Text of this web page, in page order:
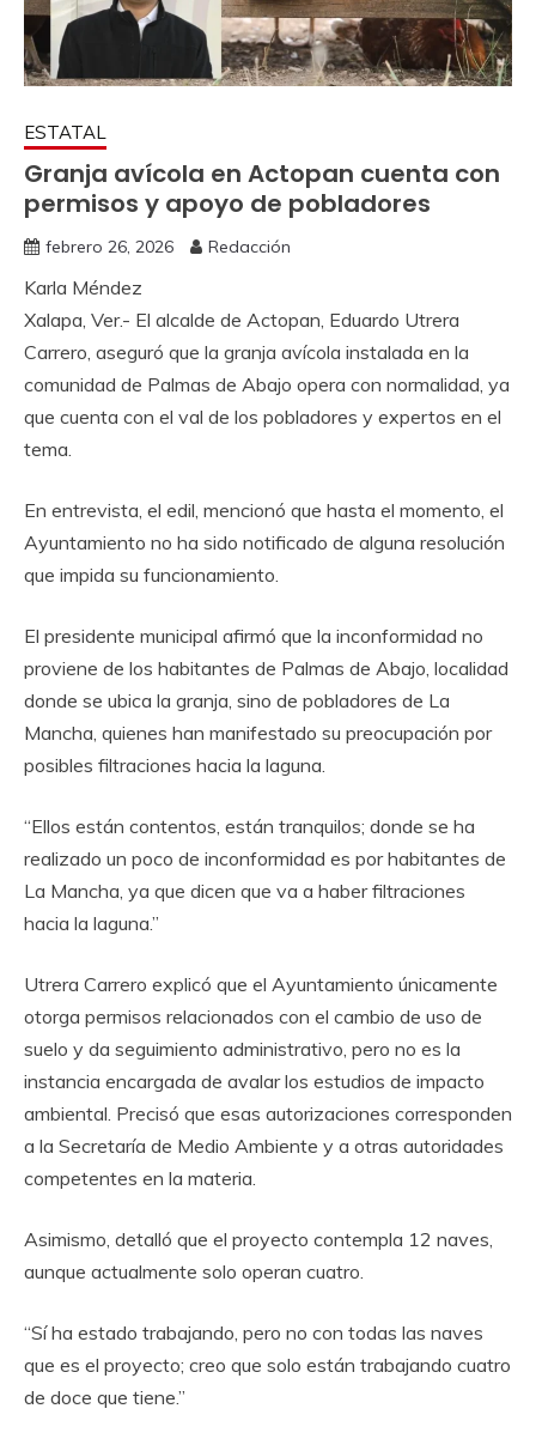
ESTATAL
Granja avícola en Actopan cuenta con
permisos y apoyo de pobladores
febrero 26, 2026 Redacción
Karla Méndez
Xalapa, Ver.- El alcalde de Actopan, Eduardo Utrera
Carrero, aseguró que la granja avícola instalada en la
comunidad de Palmas de Abajo opera con normalidad, ya
que cuenta con el val de los pobladores y expertos en el
tema.
En entrevista, el edil, mencionó que hasta el momento, el
Ayuntamiento no ha sido notificado de alguna resolución
que impida su funcionamiento.
El presidente municipal afirmó que la inconformidad no
proviene de los habitantes de Palmas de Abajo, localidad
donde se ubica la granja, sino de pobladores de La
Mancha, quienes han manifestado su preocupación por
posibles filtraciones hacia la laguna.
“Ellos están contentos, están tranquilos; donde se ha
realizado un poco de inconformidad es por habitantes de
La Mancha, ya que dicen que va a haber filtraciones
hacia la laguna.”
Utrera Carrero explicó que el Ayuntamiento únicamente
otorga permisos relacionados con el cambio de uso de
suelo y da seguimiento administrativo, pero no es la
instancia encargada de avalar los estudios de impacto
ambiental. Precisó que esas autorizaciones corresponden
a la Secretaría de Medio Ambiente y a otras autoridades
competentes en la materia.
Asimismo, detalló que el proyecto contempla 12 naves,
aunque actualmente solo operan cuatro.
“Sí ha estado trabajando, pero no con todas las naves
que es el proyecto; creo que solo están trabajando cuatro
de doce que tiene.”